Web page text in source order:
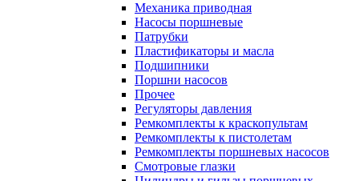
Механика приводная
Насосы поршневые
Патрубки
Пластификаторы и масла
Подшипники
Поршни насосов
Прочее
Регуляторы давления
Ремкомплекты к краскопультам
Ремкомплекты к пистолетам
Ремкомплекты поршневых насосов
Смотровые глазки